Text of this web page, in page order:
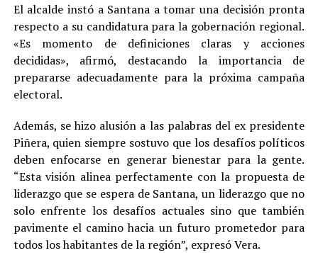
El alcalde instó a Santana a tomar una decisión pronta
respecto a su candidatura para la gobernación regional.
«Es momento de definiciones claras y acciones
decididas», afirmó, destacando la importancia de
prepararse adecuadamente para la próxima campaña
electoral.
Además, se hizo alusión a las palabras del ex presidente
Piñera, quien siempre sostuvo que los desafíos políticos
deben enfocarse en generar bienestar para la gente.
“Esta visión alinea perfectamente con la propuesta de
liderazgo que se espera de Santana, un liderazgo que no
solo enfrente los desafíos actuales sino que también
pavimente el camino hacia un futuro prometedor para
todos los habitantes de la región”, expresó Vera.